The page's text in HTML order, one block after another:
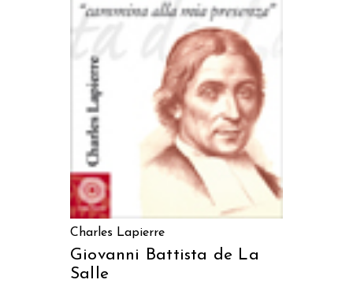
AGGIUNGI AL CARRELLO
Charles Lapierre
Giovanni Battista de La
Salle